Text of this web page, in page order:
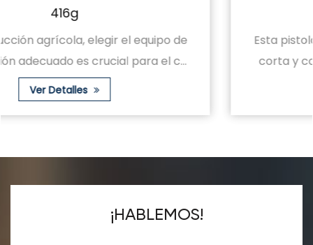
Esta pistola de llave agrícola de alta presión,
corta y corta, ordinaria, es una herramien...
¡HABLEMOS!